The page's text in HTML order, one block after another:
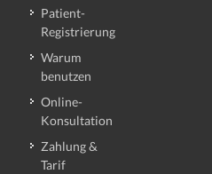
Patient-
Registrierung
Warum
benutzen
Online-
Konsultation
Zahlung &
Tarif